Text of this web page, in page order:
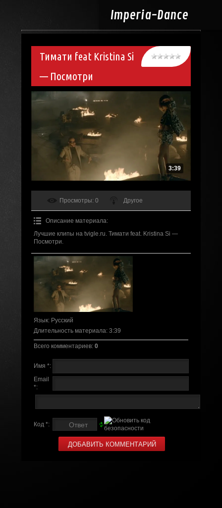
Imperia-Dance
Тимати feat Kristina Si
— Посмотри
3:39
Просмотры: 0 Другое
Описание материала:
Лучшие клипы на tvigle.ru. Тимати feat. Kristina Si —
Посмотри.
Язык: Русский
Длительность материала: 3:39
Всего комментариев: 0
Имя *:
Email
*:
Код *: